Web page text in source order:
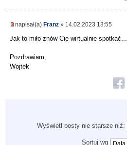
napisał(a) Franz » 14.02.2023 13:55
Jak to miło znów Cię wirtualnie spotkać...
Pozdrawiam,
Wojtek
Wyświetl posty nie starsze niż:
Sortuj wg